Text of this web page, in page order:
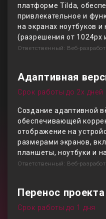
платформе Tilda,
привлекательное и
на экранах ноутбуков
(разрешения от 1024px
Ответственный: Веб-
Адаптивная
Срок работы до 2х дней
Создание адаптивной
обеспечивающей
отображение на
размерами экранов,
планшеты, ноутбуки и
Ответственный: Веб-
Перенос проекта
Срок работы до 1 дня